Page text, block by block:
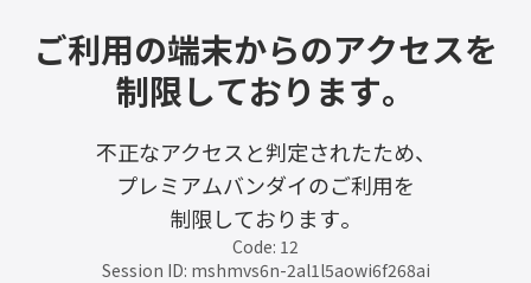
ご利用の端末からのアクセスを
制限しております。
不正なアクセスと判定されたため、
プレミアムバンダイのご利用を
制限しております。
Code: 12
Session ID: mshmvs6n-2al1l5aowi6f268ai